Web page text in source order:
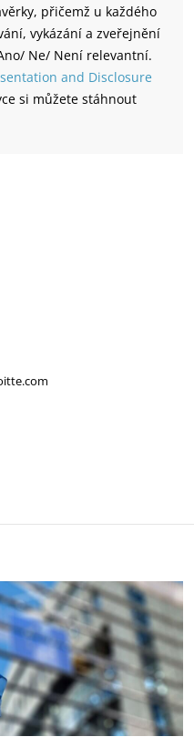
přičemž u každého
vykázání a zveřejnění
Ne/ Není relevantní.
and Disclosure
si můžete stáhnout